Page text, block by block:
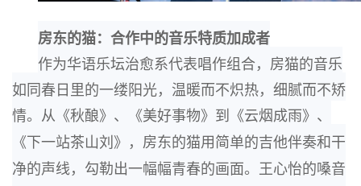
房东的猫： 合作中的音乐特质加成者
作为华语乐坛治愈系代表唱作组合，房猫的音乐
如同春日里的一缕阳光， 温暖而不炽热，细腻而不矫
情。 从《秋酿》、
《美好事物》到《云烟成雨》、
《下一站茶山刘》， 房东的猫用 简单的吉他伴奏和干
净的声线，勾勒出一幅幅青春的画面。王心怡的嗓音